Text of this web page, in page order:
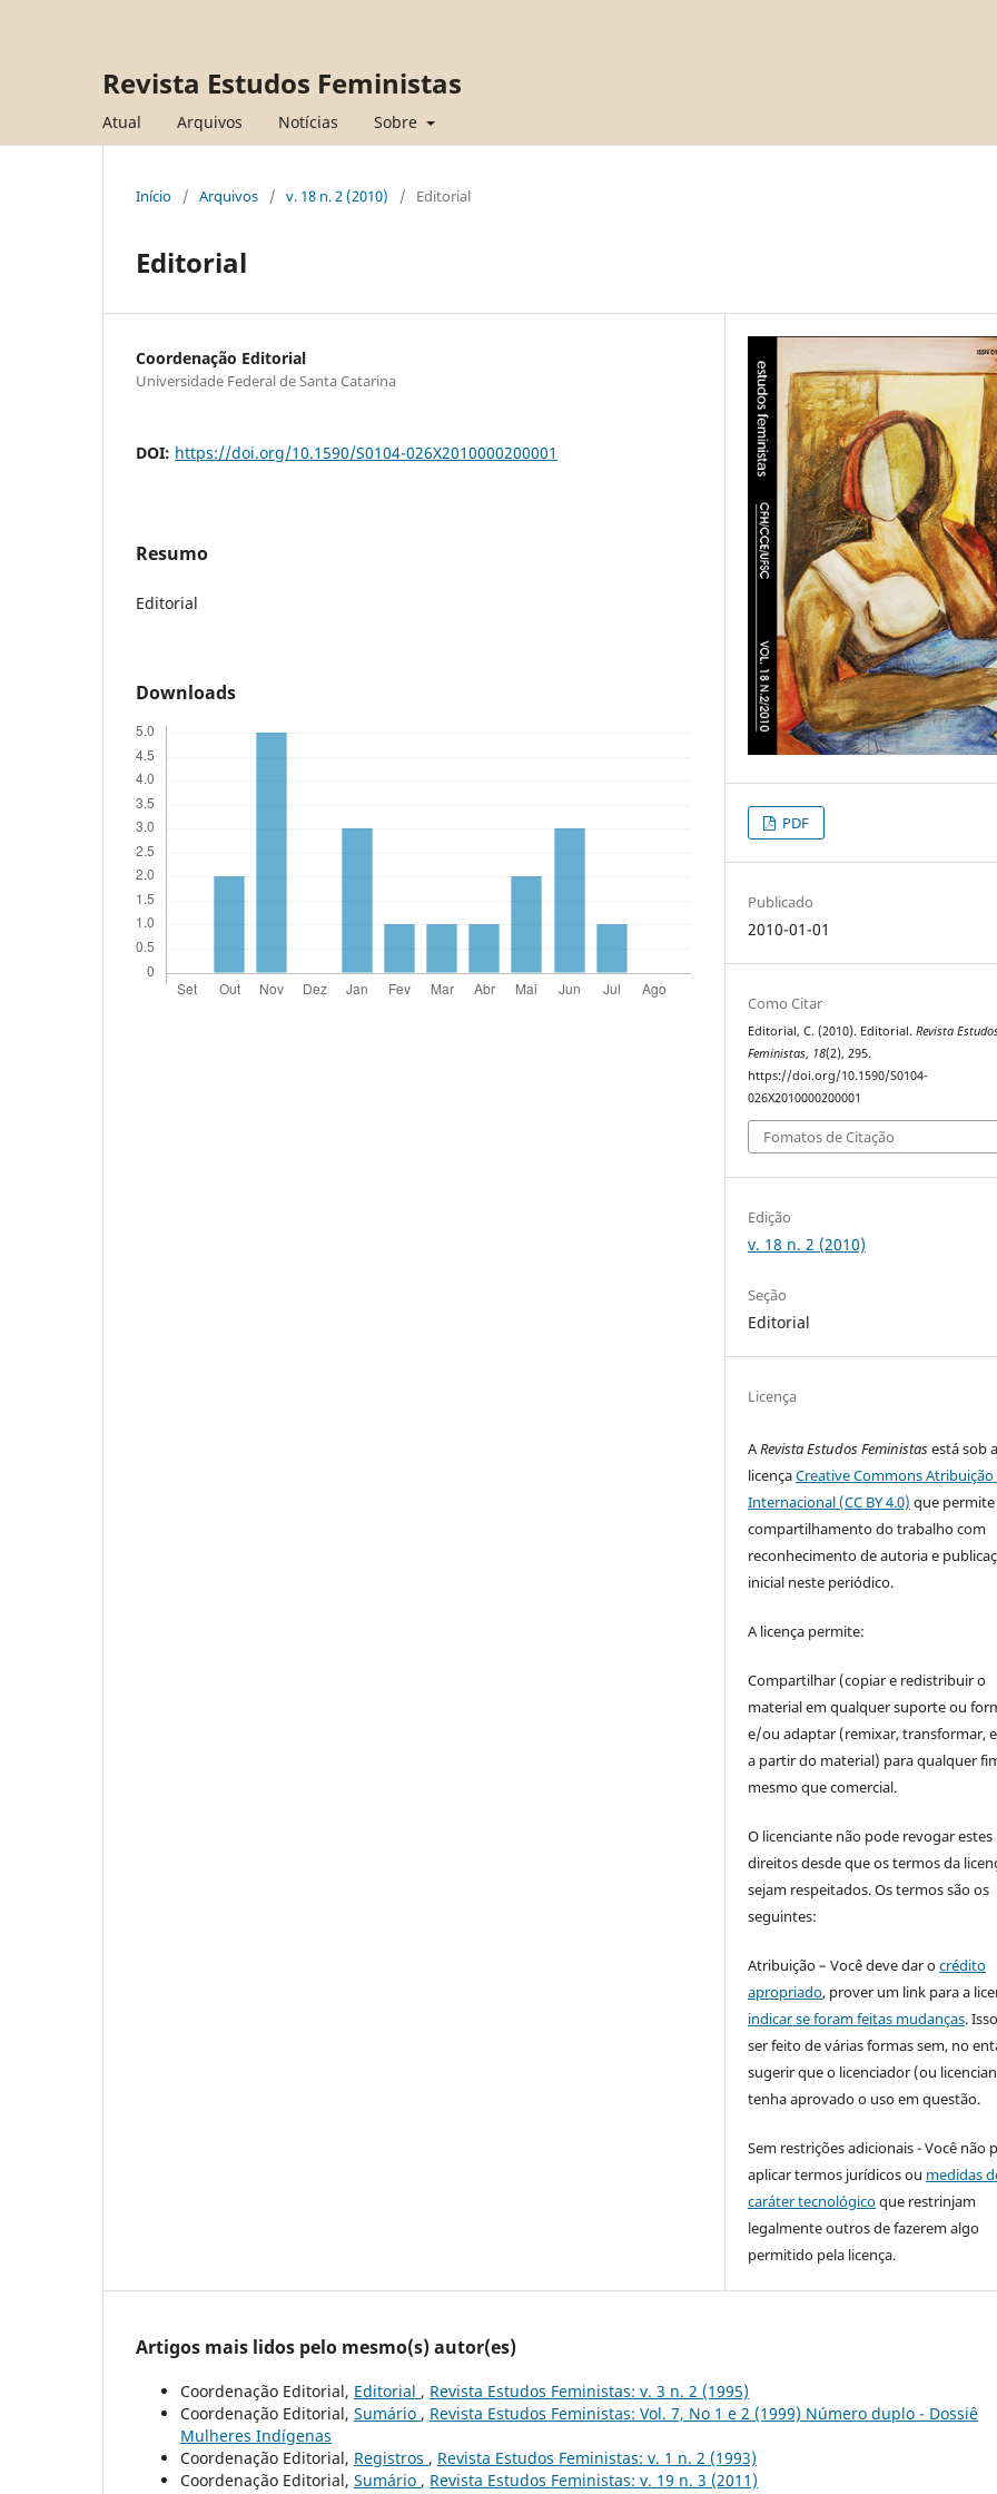
Revista Estudos Feministas
Atual Arquivos Notícias Sobre
Início / Arquivos / v. 18 n. 2 (2010) / Editorial
Editorial
Coordenação Editorial
Universidade Federal de Santa Catarina
DOI: https://doi.org/10.1590/S0104-026X2010000200001
Resumo
Editorial
Downloads
PDF
Publicado
2010-01-01
Como Citar
Editorial, C. (2010). Editorial.Revista
Feministas, 18(2), 295.
https://doi.org/10.1590/S0104-
026X2010000200001
Fomatos de Citação
Edição
v. 18 n. 2 (2010)
Seção
Editorial
Licença
ARevista Estudos Feministasestá sob a
licençaCreative Commons Atribuição
Internacional (CC BY 4.0) que
compartilhamento do trabalho com
reconhecimento de autoria e
inicial neste periódico.
A licença permite:
Compartilhar (copiar e redistribuir o
material em qualquer suporte ou
e/ou adaptar (remixar, transformar,
a partir do material) para qualquer
mesmo que comercial.
O licenciante não pode revogar estes
direitos desde que os termos da
sejam respeitados. Os termos são os
seguintes:
Atribuição – Você deve dar ocrédito
apropriado, prover um link para a
indicar se foram feitas mudanças.
ser feito de várias formas sem, no
sugerir que o licenciador (ou
tenha aprovado o uso em questão.
Sem restrições adicionais - Você não
aplicar termos jurídicos ou medidas
caráter tecnológicoque restrinjam
legalmente outros de fazerem algo
permitido pela licença.
Artigos mais lidos pelo mesmo(s) autor(es)
Coordenação Editorial, Editorial , Revista Estudos Feministas: v. 3 n. 2 (1995)
Coordenação Editorial, Sumário , Revista Estudos Feministas: Vol. 7, No 1 e 2 (1999) Número duplo - Dossiê
Mulheres Indígenas
Coordenação Editorial, Registros , Revista Estudos Feministas: v. 1 n. 2 (1993)
Coordenação Editorial, Sumário , Revista Estudos Feministas: v. 19 n. 3 (2011)